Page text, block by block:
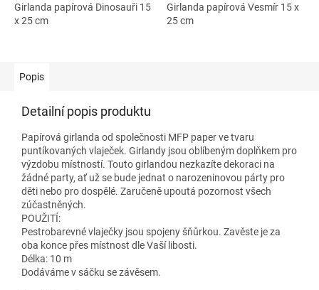
Girlanda papírová Dinosauři 15
x 25 cm
Girlanda papírová Vesmír 15 x
25 cm
Popis
Detailní popis produktu
Papírová girlanda od společnosti MFP paper ve tvaru
puntíkovaných vlaječek. Girlandy jsou oblíbeným doplňkem pro
výzdobu místností. Touto girlandou nezkazíte dekoraci na
žádné party, ať už se bude jednat o narozeninovou párty pro
děti nebo pro dospělé. Zaručeně upoutá pozornost všech
zúčastněných.
POUŽITÍ:
Pestrobarevné vlaječky jsou spojeny šňůrkou. Zavěste je za
oba konce přes místnost dle Vaší libosti.
Délka: 10 m
Dodáváme v sáčku se závěsem.